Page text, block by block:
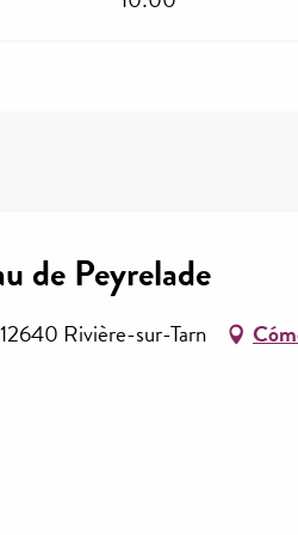
de Peyrelade
Rivière-sur-Tarn